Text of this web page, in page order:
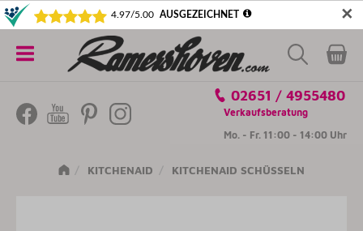
✕
5€ SICHERN! NEWSLETTER ABONNIEREN
Kategorien
02651 / 4955480
Verkaufsberatung
Mo. - Fr. 11:00 - 14:00 Uhr
KITCHENAID KITCHENAID SCHÜSSELN